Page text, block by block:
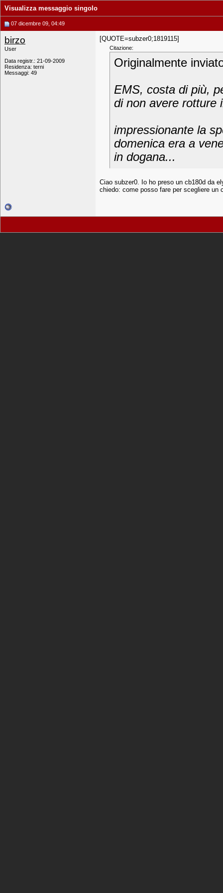
Visualizza messaggio singolo
07 dicembre 09, 04:49
birzo
User
Data registr.: 21-09-2009
Residenza: terni
Messaggi: 49
[QUOTE=subzer0;1819115]
Citazione:
Originalmente
EMS, costa di più,
di non avere rotture
impressionante la
domenica era a
in dogana...
Ciao subzer0. Io ho preso un cb180d da
chiedo: come posso fare per scegliere un